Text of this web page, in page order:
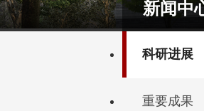
新闻中
科研进展
重要成果